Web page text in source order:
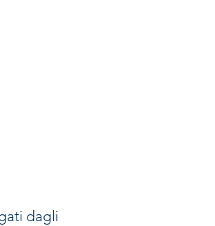
dagli